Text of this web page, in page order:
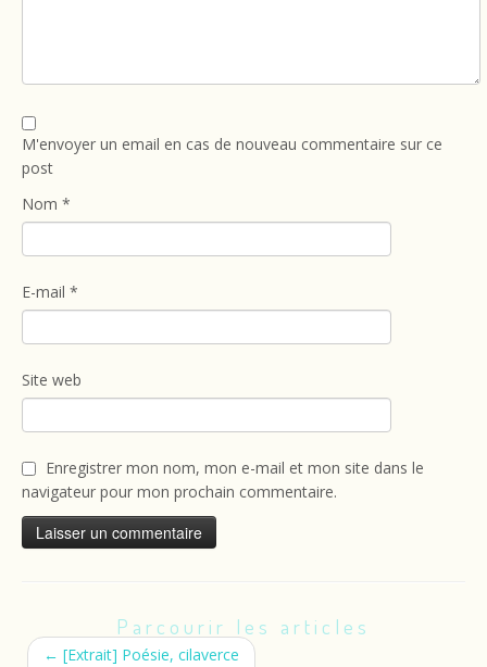
M'envoyer un email en cas de nouveau commentaire sur ce
post
Nom *
E-mail *
Site web
Enregistrer mon nom, mon e-mail et mon site dans le
navigateur pour mon prochain commentaire.
Parcourir les articles
← [Extrait] Poésie, cilaverce